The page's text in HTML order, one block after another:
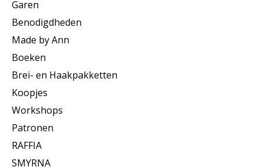
Garen
Benodigdheden
Made by Ann
Boeken
Brei- en Haakpakketten
Koopjes
Workshops
Patronen
RAFFIA
SMYRNA